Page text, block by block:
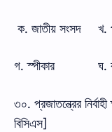
ক. জাতীয় সংসদ খ.
গ. স্পীকার ঘ.
৩০. প্রজাতন্ত্রের
বিসিএস]